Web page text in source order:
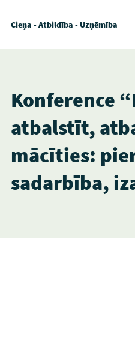
Cieņa - Atbildība - Uzņēmība
Konference
atbalstīt,
mācīties:
sadarbība,